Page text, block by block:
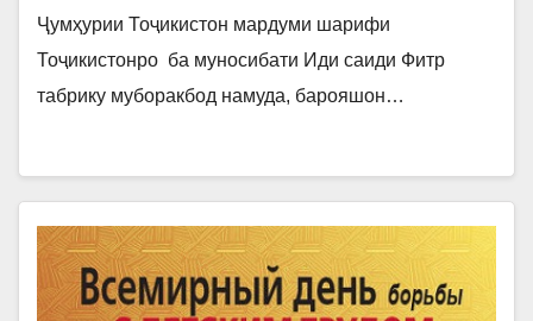
ФИТР
Ҷумҳурии Тоҷикистон мардуми шарифи
Тоҷикистонро ба муносибати Иди саиди Фитр
табрику муборакбод намуда, барояшон…